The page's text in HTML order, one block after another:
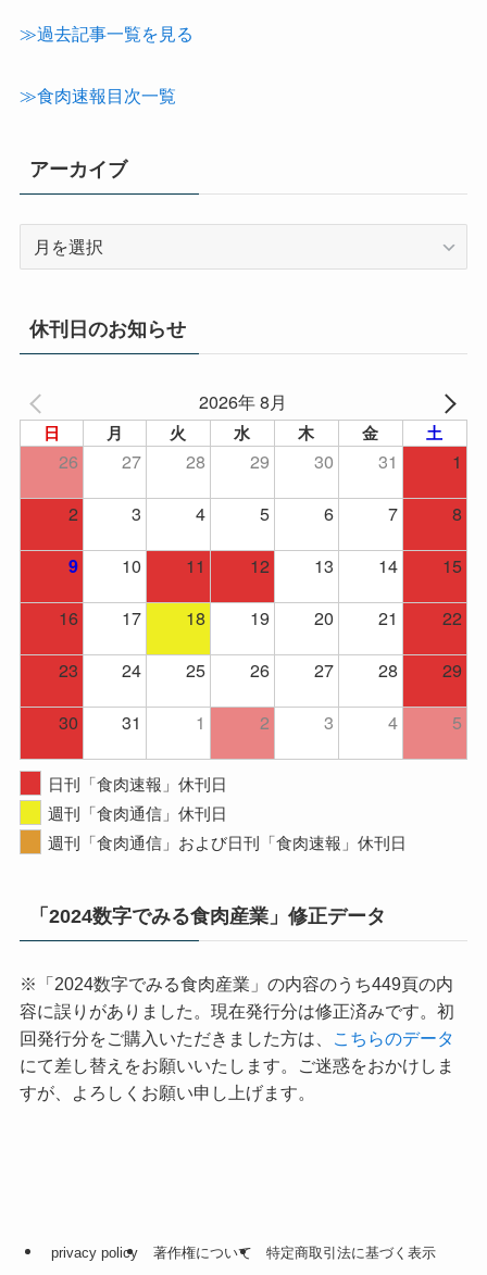
テ
≫過去記事一覧を見る
≫食肉速報目次一覧
アーカイブ
イ
ブ
休刊日のお知らせ
2026年 8月
日 月 火 水 木 金 土
26 27 28 29 30 31
1
2
3 4 5 6 7 8
9 10 11 12 13 14
15
16
17 18 19 20 21
22
23
24 25 26 27 28
29
30
31 1 2 3 4 5
日刊「食肉速報」休刊日
週刊「食肉通信」休刊日
週刊「食肉通信」および日刊「食肉速報」休刊日
「2024数字でみる食肉産業」修正データ
※「2024数字でみる食肉産業」の内容のうち449頁の内
容に誤りがありました。現在発行分は修正済みです。初
回発行分をご購入いただきました方は、
こちらのデータ
にて差し替えをお願いいたします。ご迷惑をおかけしま
すが、よろしくお願い申し上げます。
privacy policy 著作権について 特定商取引法に基づく表示